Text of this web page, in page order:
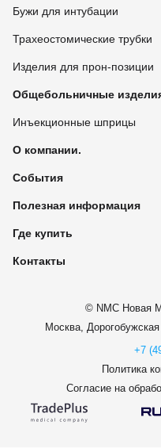
Бужи для интубации
Трахеостомические трубки
Изделия для прон-позиции
Общебольничные
Инъекционные шприцы
О компании.
События
Полезная информация
Где купить
Контакты
© NMC Новая
Москва,
+7
Политика
Согласие на